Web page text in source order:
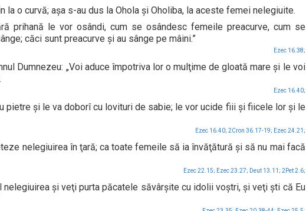
la o curvă; aşa s-au dus la Ohola şi Oholiba, la aceste femei nelegiuite.
prihană le vor osândi, cum se osândesc femeile preacurve, cum se
căci sunt preacurve şi au sânge pe mâini.”
Ezec 16.38;
Dumnezeu: „Voi aduce împotriva lor o mulţime de gloată mare şi le voi
Ezec 16.40;
pietre şi le va doborî cu lovituri de sabie; le vor ucide fiii şi fiicele lor şi le
Ezec 16.40; 2Cron 36.17-19; Ezec 24.21;
nelegiuirea în ţară; ca toate femeile să ia învăţătură şi să nu mai facă
Ezec 22.15; Ezec 23.27; Deut 13.11; 2Pet 2.6;
şi veţi purta păcatele săvârşite cu idolii voştri, şi veţi şti că Eu